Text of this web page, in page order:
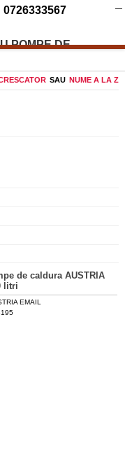
0726333567
POMPE DE
NUME A LA Z
SAU
de caldura AUSTRIA
litri
EMAIL